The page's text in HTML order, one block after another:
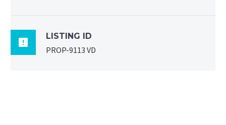

LISTING ID
PROP-9113 VD